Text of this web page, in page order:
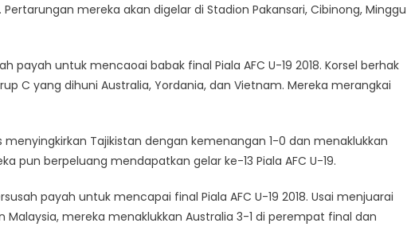
mereka akan digelar di Stadion Pakansari, Cibinong, Minggu
payah untuk mencaoai babak final Piala AFC U-19 2018. Korsel berhak
C yang dihuni Australia, Yordania, dan Vietnam. Mereka merangkai
menyingkirkan Tajikistan dengan kemenangan 1-0 dan menaklukkan
pun berpeluang mendapatkan gelar ke-13 Piala AFC U-19.
payah untuk mencapai final Piala AFC U-19 2018. Usai menjuarai
Malaysia, mereka menaklukkan Australia 3-1 di perempat final dan